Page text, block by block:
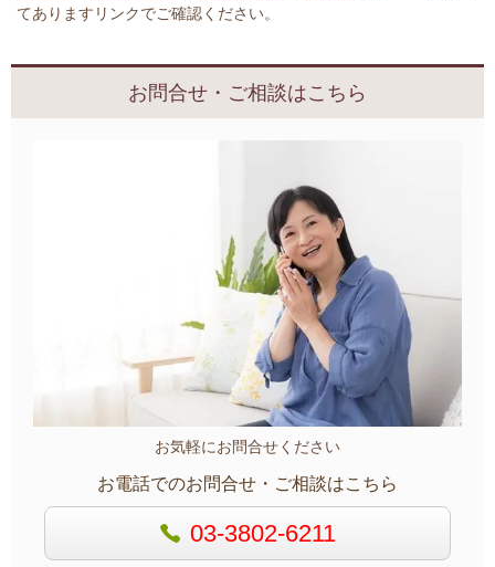
てありますリンクでご確認ください。
お問合せ・ご相談はこちら
お気軽にお問合せください
お電話でのお問合せ・ご相談はこちら
03-3802-6211